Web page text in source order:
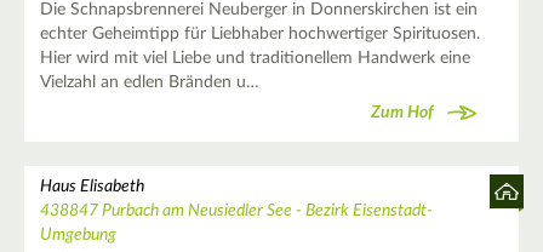
Die Schnapsbrennerei Neuberger in Donnerskirchen ist ein
echter Geheimtipp für Liebhaber hochwertiger Spirituosen.
Hier wird mit viel Liebe und traditionellem Handwerk eine
Vielzahl an edlen Bränden u…
Zum Hof
Haus Elisabeth
438847 Purbach am Neusiedler See - Bezirk Eisenstadt-
Umgebung